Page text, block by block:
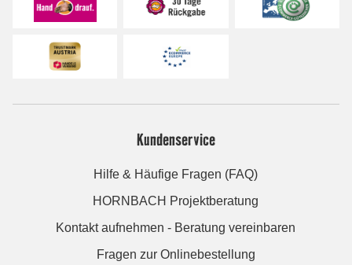
Kundenservice
Hilfe & Häufige Fragen (FAQ)
HORNBACH Projektberatung
Kontakt aufnehmen - Beratung vereinbaren
Fragen zur Onlinebestellung